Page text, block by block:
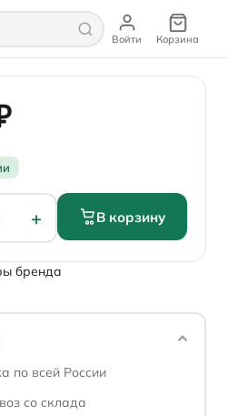
Войти Корзина
+ В корзину
бренда
по всей России
со склада